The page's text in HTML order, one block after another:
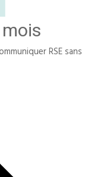
RSE sans